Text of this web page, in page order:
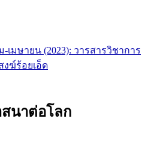
มษายน (2023): วารสารวิชาการ
งฆ์ร้อยเอ็ด
นาต่อโลก